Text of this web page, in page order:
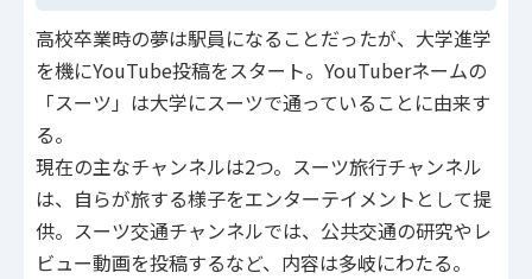
高校卒業時の夢は駅員になることだったが、大学進学
を機にYouTube投稿をスタート。YouTuberネームの
「スーツ」は大学にスーツで通っていることに由来す
る。
現在の主なチャンネルは2つ。スーツ旅行チャンネル
は、自らが旅する様子をエンターテイメントとして提
供。スーツ交通チャンネルでは、公共交通の研究やレ
ビュー動画を投稿するなど、内容は多岐にわたる。